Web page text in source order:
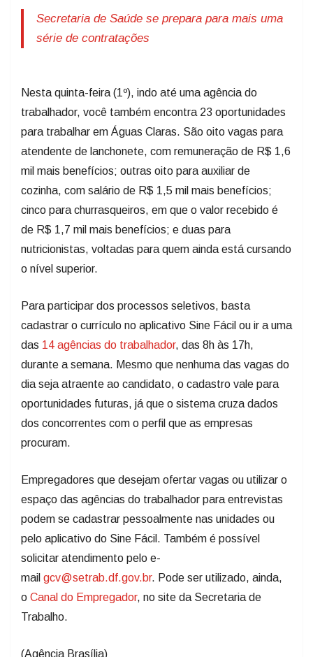
Secretaria de Saúde se prepara para mais uma
série de contratações
Nesta quinta-feira (1º), indo até uma agência do
trabalhador, você também encontra 23 oportunidades
para trabalhar em Águas Claras. São oito vagas para
atendente de lanchonete, com remuneração de R$ 1,6
mil mais benefícios; outras oito para auxiliar de
cozinha, com salário de R$ 1,5 mil mais benefícios;
cinco para churrasqueiros, em que o valor recebido é
de R$ 1,7 mil mais benefícios; e duas para
nutricionistas, voltadas para quem ainda está cursando
o nível superior.
Para participar dos processos seletivos, basta
cadastrar o currículo no aplicativo Sine Fácil ou ir a uma
das 14 agências do trabalhador, das 8h às 17h,
durante a semana. Mesmo que nenhuma das vagas do
dia seja atraente ao candidato, o cadastro vale para
oportunidades futuras, já que o sistema cruza dados
dos concorrentes com o perfil que as empresas
procuram.
Empregadores que desejam ofertar vagas ou utilizar o
espaço das agências do trabalhador para entrevistas
podem se cadastrar pessoalmente nas unidades ou
pelo aplicativo do Sine Fácil. Também é possível
solicitar atendimento pelo e-
mail gcv@setrab.df.gov.br. Pode ser utilizado, ainda,
o Canal do Empregador, no site da Secretaria de
Trabalho.​
(Agência Brasília)